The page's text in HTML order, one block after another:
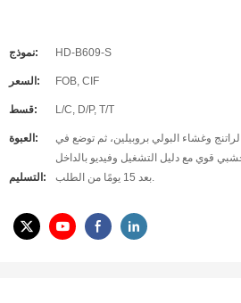
نموذج: HD-B609-S
السعر: FOB, CIF
قسط: L/C, D/P, T/T
العبوة:
وغشاء البولي بروبيلين، ثم توضع في
التسليم:
بعد 15 يومًا من الطلب.